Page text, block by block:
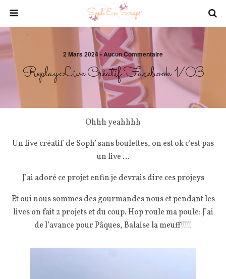
2 Mars 2024 • Aucun Commentaire
Replay Live Créatif Facebook 1/03
Ohhh yeahhhh
Un live créatif de Soph’ sans boulettes, on est ok c’est pas
un live …
J’ai adoré ce projet enfin je devrais dire ces projeys
Et oui nous sommes des gourmandes nous et pendant les
lives on fait 2 projets et du coup. Hop roule ma poule: J’ai
de l’avance pour Pâques, Balaise la meuff!!!!!